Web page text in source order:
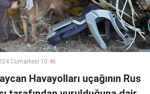
Cumartesi 10:46
Havayolları uçağının Rus